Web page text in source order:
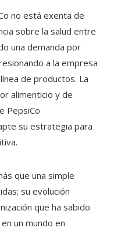
no está exenta de
sobre la salud entre
una demanda por
a la empresa
de productos. La
alimenticio y de
PepsiCo
su estrategia para
que una simple
su evolución
que ha sabido
un mundo en